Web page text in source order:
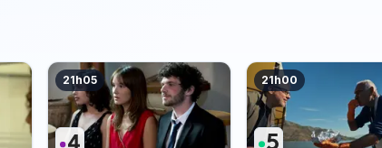
21h05 21h00